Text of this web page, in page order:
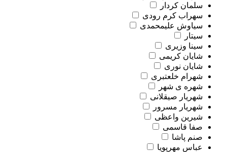
سلمان کردار
سهراب کرم رودی
سیاوش علیمحمدی
سیتار
سینا وزیری
شایان کریمی
شایان نوری
شهرام خلعتبری
شهره ی شهر
شهریار صیقلانی
شهریار مسرور
شیرین واعظی
صفا قاسمی
صنم پاشا
عباس مهرپویا